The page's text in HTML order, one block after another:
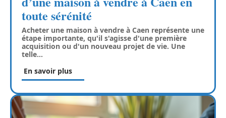
toute sérénité
Acheter une maison à vendre à Caen représente une
étape importante, qu'il s'agisse d'une première
acquisition ou d'un nouveau projet de vie. Une
telle…
En savoir plus